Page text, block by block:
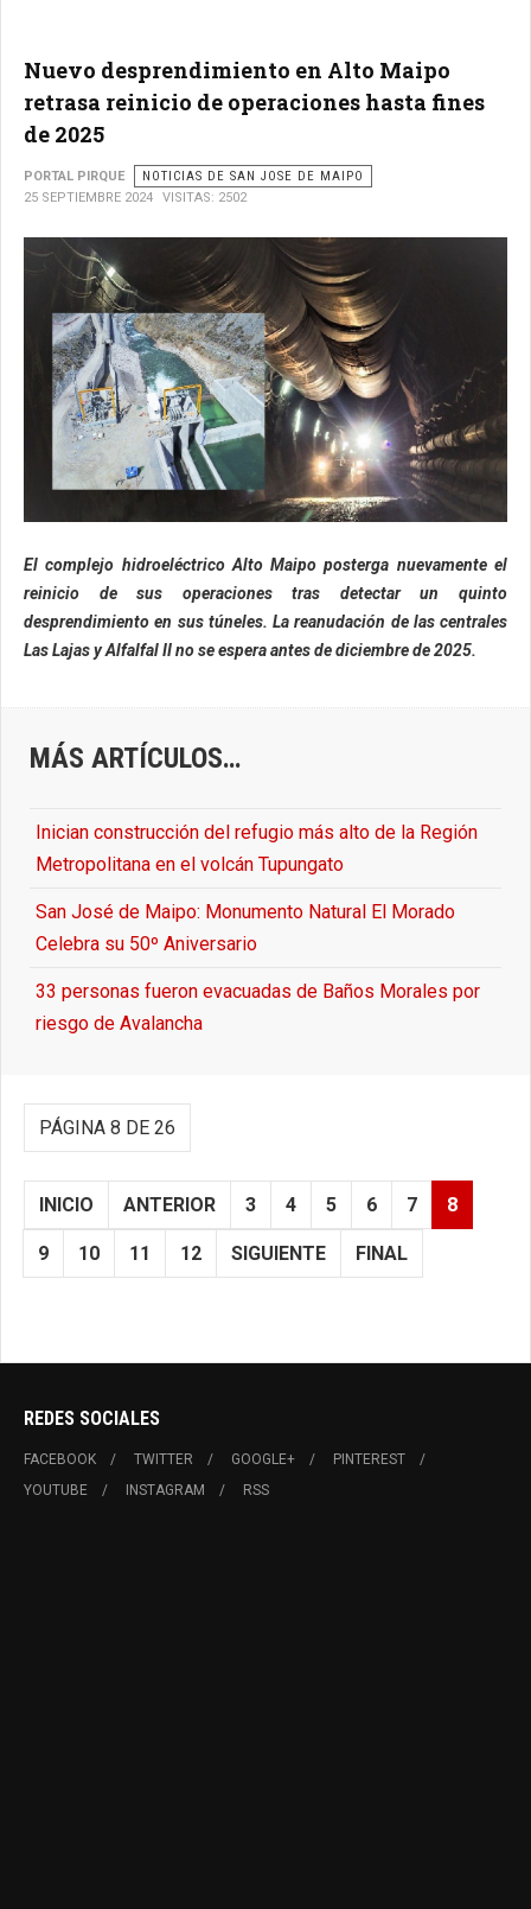
Nuevo desprendimiento en Alto Maipo
retrasa reinicio de operaciones hasta fines
de 2025
PORTAL PIRQUE
NOTICIAS DE SAN JOSE DE MAIPO
25 SEPTIEMBRE 2024
VISITAS: 2502
El complejo hidroeléctrico Alto Maipo posterga nuevamente el
reinicio de sus operaciones tras detectar un quinto
desprendimiento en sus túneles. La reanudación de las centrales
Las Lajas y Alfalfal II no se espera antes de diciembre de 2025.
MÁS ARTÍCULOS…
Inician construcción del refugio más alto de la Región
Metropolitana en el volcán Tupungato
San José de Maipo: Monumento Natural El Morado
Celebra su 50º Aniversario
33 personas fueron evacuadas de Baños Morales por
riesgo de Avalancha
PÁGINA 8 DE 26
INICIO ANTERIOR 3 4 5 6 7 8
9 10 11 12 SIGUIENTE FINAL
REDES SOCIALES
FACEBOOK TWITTER GOOGLE+
PINTEREST
YOUTUBE
INSTAGRAM RSS